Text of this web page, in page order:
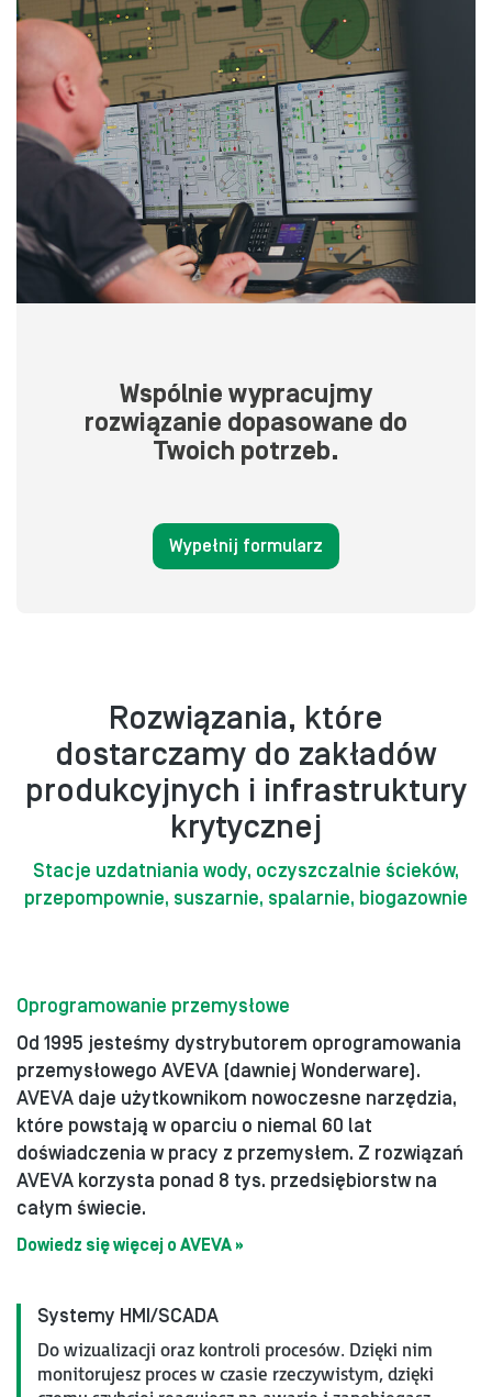
Wspólnie wypracujmy
rozwiązanie dopasowane do
Twoich potrzeb.
Wypełnij formularz
Rozwiązania, które
dostarczamy do zakładów
produkcyjnych i infrastruktury
krytycznej
Stacje uzdatniania wody, oczyszczalnie ścieków,
przepompownie, suszarnie, spalarnie, biogazownie
Oprogramowanie przemysłowe
Od 1995 jesteśmy dystrybutorem oprogramowania
przemysłowego AVEVA (dawniej Wonderware).
AVEVA daje użytkownikom nowoczesne narzędzia,
które powstają w oparciu o niemal 60 lat
doświadczenia w pracy z przemysłem. Z rozwiązań
AVEVA korzysta ponad 8 tys. przedsiębiorstw na
całym świecie.
Dowiedz się więcej o AVEVA »
Systemy HMI/SCADA
Do wizualizacji oraz kontroli procesów. Dzięki nim
monitorujesz proces w czasie rzeczywistym, dzięki